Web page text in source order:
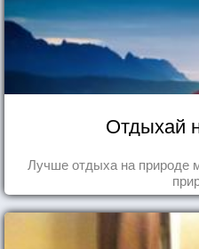
Отдыхай
Лучше отдыха на природе